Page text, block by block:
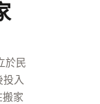
於民
投入
搬家